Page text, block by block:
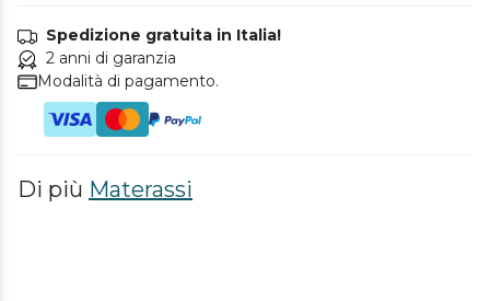
Spedizione gratuita in Italia!
2 anni di garanzia
Modalità di pagamento.
Di più Materassi